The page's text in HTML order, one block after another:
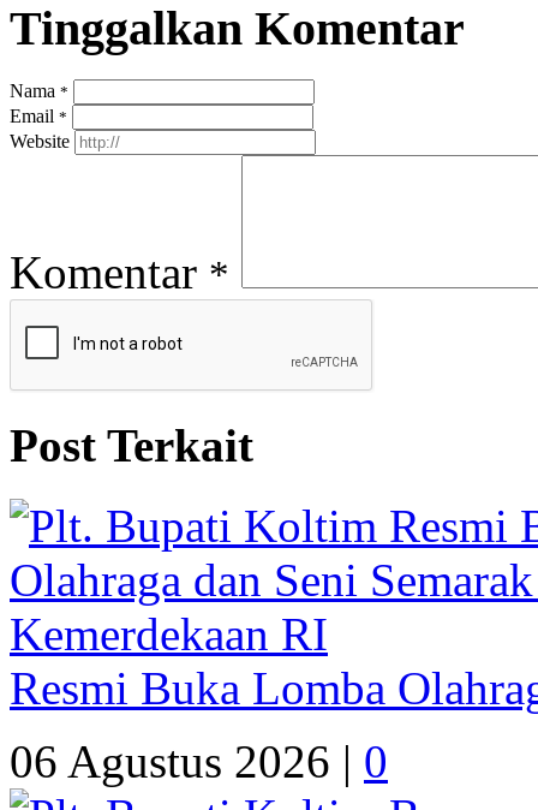
Tinggalkan Komentar
Nama *
Email *
Website
Komentar *
Post Terkait
Resmi Buka Lomba
06 Agustus 2026 | 0